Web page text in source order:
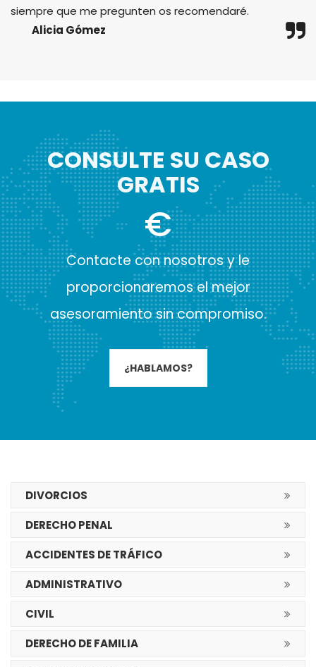
siempre que me pregunten os recomendaré.
Alicia Gómez
CONSULTE SU CASO
GRATIS
€
Contacte con nosotros y le
proporcionaremos el mejor
asesoramiento sin compromiso.
¿HABLAMOS?
DIVORCIOS
DERECHO PENAL
ACCIDENTES DE TRÁFICO
ADMINISTRATIVO
CIVIL
DERECHO DE FAMILIA